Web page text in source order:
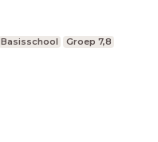
Basisschool Groep 7,8